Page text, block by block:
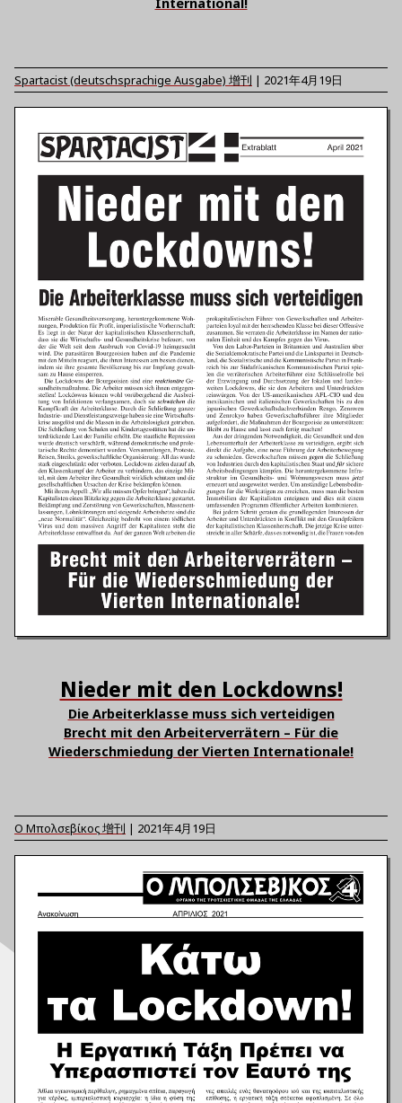
International!
Spartacist (deutschsprachige Ausgabe) 增刊 | 2021年4月19日
Nieder mit den Lockdowns!
Die Arbeiterklasse muss sich verteidigen
Brecht mit den Arbeiterverrätern – Für die
Wiederschmiedung der Vierten Internationale!
Ο Μπολσεβίκος增刊 | 2021年4月19日